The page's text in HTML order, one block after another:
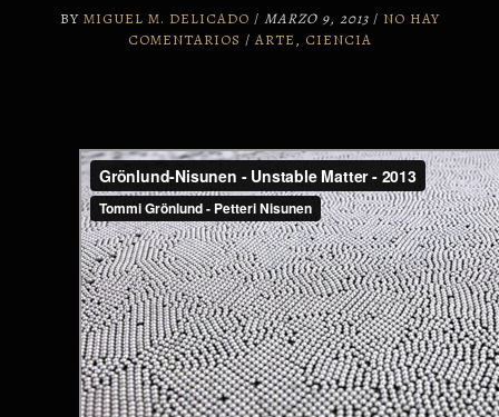
BY MIGUEL M. DELICADO / MARZO 9, 2013/ NO HAY
COMENTARIOS / ARTE, CIENCIA